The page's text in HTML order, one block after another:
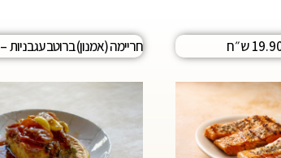
חריימה (אמנון) ברוטב עגבניות – 14.90